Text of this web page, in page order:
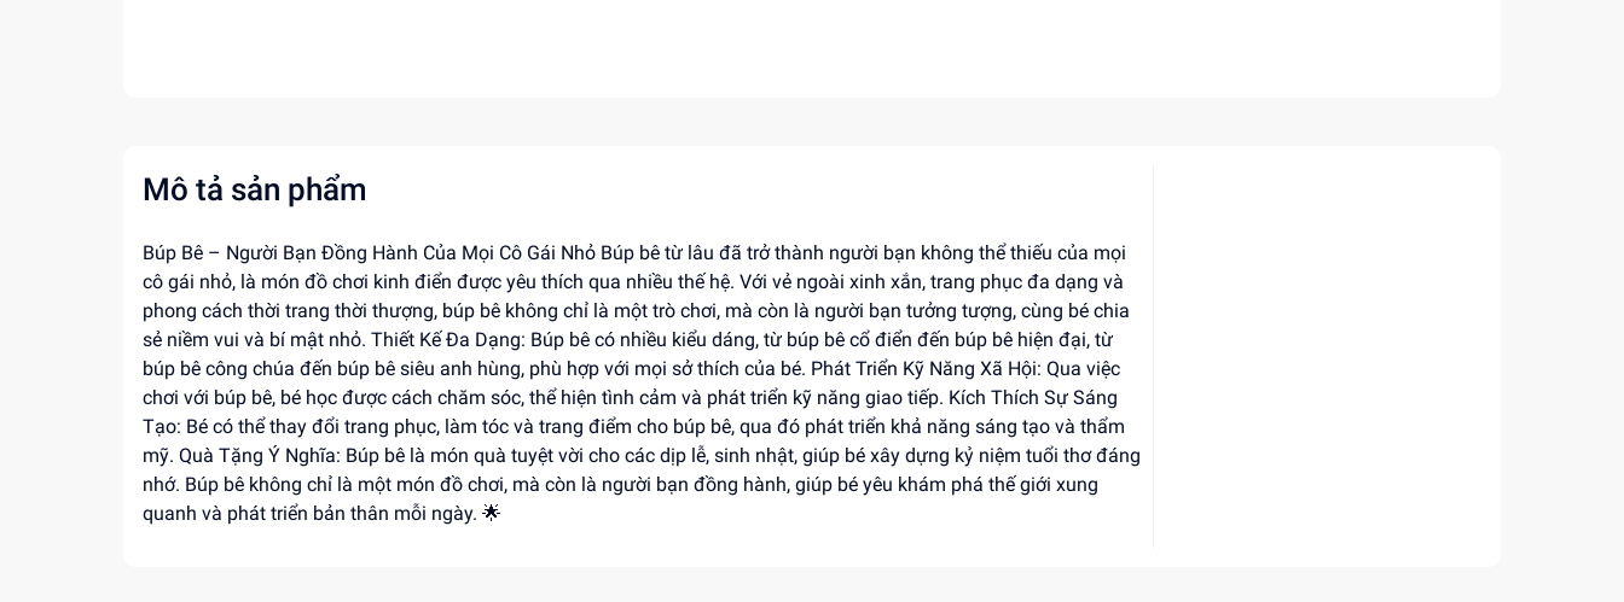
Mô tả sản phẩm
Búp Bê – Người Bạn Đồng Hành Của Mọi Cô Gái Nhỏ Búp bê từ lâu đã trở thành người bạn không thể thiếu của mọi
cô gái nhỏ, là món đồ chơi kinh điển được yêu thích qua nhiều thế hệ. Với vẻ ngoài xinh xắn, trang phục đa dạng và
phong cách thời trang thời thượng, búp bê không chỉ là một trò chơi, mà còn là người bạn tưởng tượng, cùng bé chia
sẻ niềm vui và bí mật nhỏ. Thiết Kế Đa Dạng: Búp bê có nhiều kiểu dáng, từ búp bê cổ điển đến búp bê hiện đại, từ
búp bê công chúa đến búp bê siêu anh hùng, phù hợp với mọi sở thích của bé. Phát Triển Kỹ Năng Xã Hội: Qua việc
chơi với búp bê, bé học được cách chăm sóc, thể hiện tình cảm và phát triển kỹ năng giao tiếp. Kích Thích Sự Sáng
Tạo: Bé có thể thay đổi trang phục, làm tóc và trang điểm cho búp bê, qua đó phát triển khả năng sáng tạo và thẩm
mỹ. Quà Tặng Ý Nghĩa: Búp bê là món quà tuyệt vời cho các dịp lễ, sinh nhật, giúp bé xây dựng kỷ niệm tuổi thơ đáng
nhớ. Búp bê không chỉ là một món đồ chơi, mà còn là người bạn đồng hành, giúp bé yêu khám phá thế giới xung
quanh và phát triển bản thân mỗi ngày. 🌟